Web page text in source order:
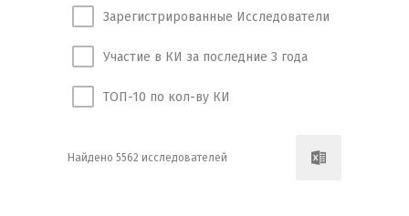
Зарегистрированные Исследователи
Участие в КИ за последние 3 года
ТОП-10 по кол-ву КИ
Найдено 5562 исследователей